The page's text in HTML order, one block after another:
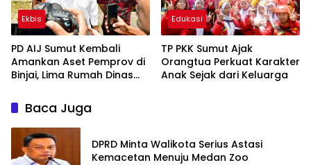
Ekbis
PD AIJ Sumut Kembali
Amankan Aset Pemprov di
Binjai, Lima Rumah Dinas
Edukasi
TP PKK Sumut Ajak
Orangtua Perkuat Karakter
Anak Sejak dari Keluarga
Baca Juga
DPRD Minta Walikota Serius Astasi
Kemacetan Menuju Medan Zoo